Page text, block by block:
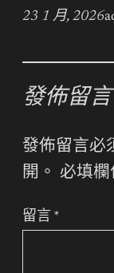
23 1 月, 2026
發佈留言
發佈留言必
開。 必填欄
留言 *